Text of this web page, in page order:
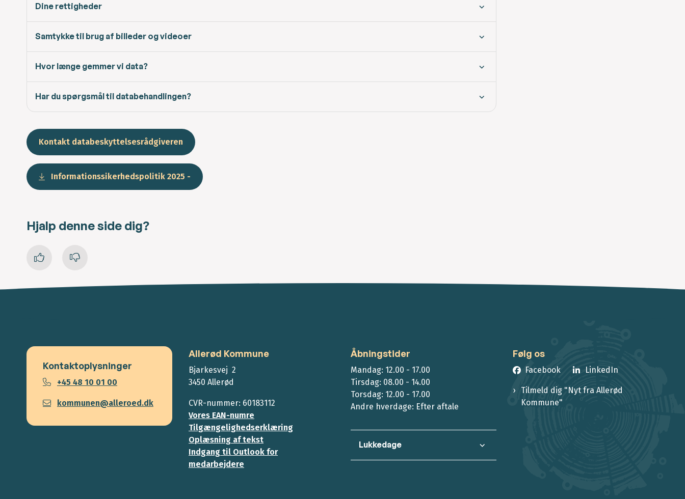
Dine rettigheder
Samtykke til brug af billeder og videoer
Hvor længe gemmer vi data?
Har du spørgsmål til databehandlingen?
Kontakt databeskyttelsesrådgiveren
Informationssikerhedspolitik 2025 -
Hjalp denne side dig?
Kontaktoplysninger
+45 48 10 01 00
kommunen@alleroed.dk
Allerød Kommune
Bjarkesvej 2
3450 Allerød
CVR-nummer: 60183112
Vores EAN-numre
Tilgængelighedserklæring
Oplæsning af tekst
Indgang til Outlook for
medarbejdere
Åbningstider
Mandag: 12.00 - 17.00
Tirsdag: 08.00 - 14.00
Torsdag: 12.00 - 17.00
Andre hverdage: Efter aftale
Lukkedage
Følg os
Facebook LinkedIn
Tilmeld dig "Nyt fra Allerød
Kommune"